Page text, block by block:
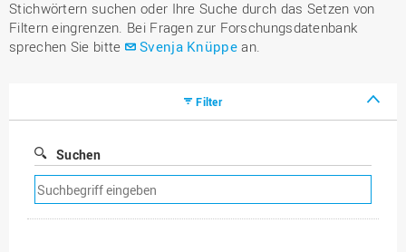
Stichwörtern suchen oder Ihre Suche durch das Setzen von
Filtern eingrenzen. Bei Fragen zur Forschungsdatenbank
sprechen Sie bitte
Svenja Knüppean.
Filter
Suchen
Suchfilter
entfernen